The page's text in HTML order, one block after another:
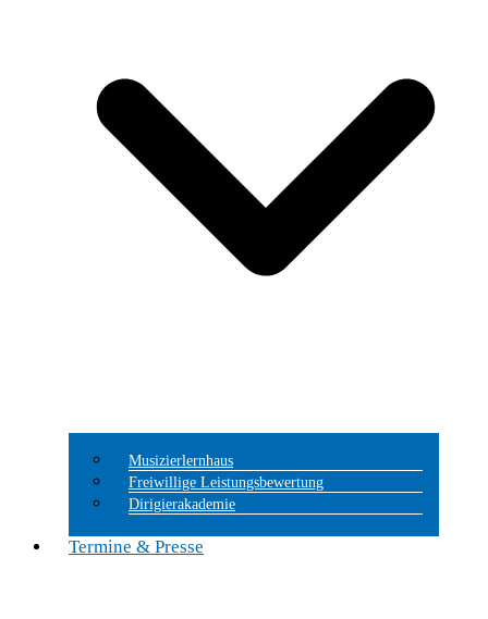
Musizierlernhaus
Freiwillige Leistungsbewertung
Dirigierakademie
Termine & Presse